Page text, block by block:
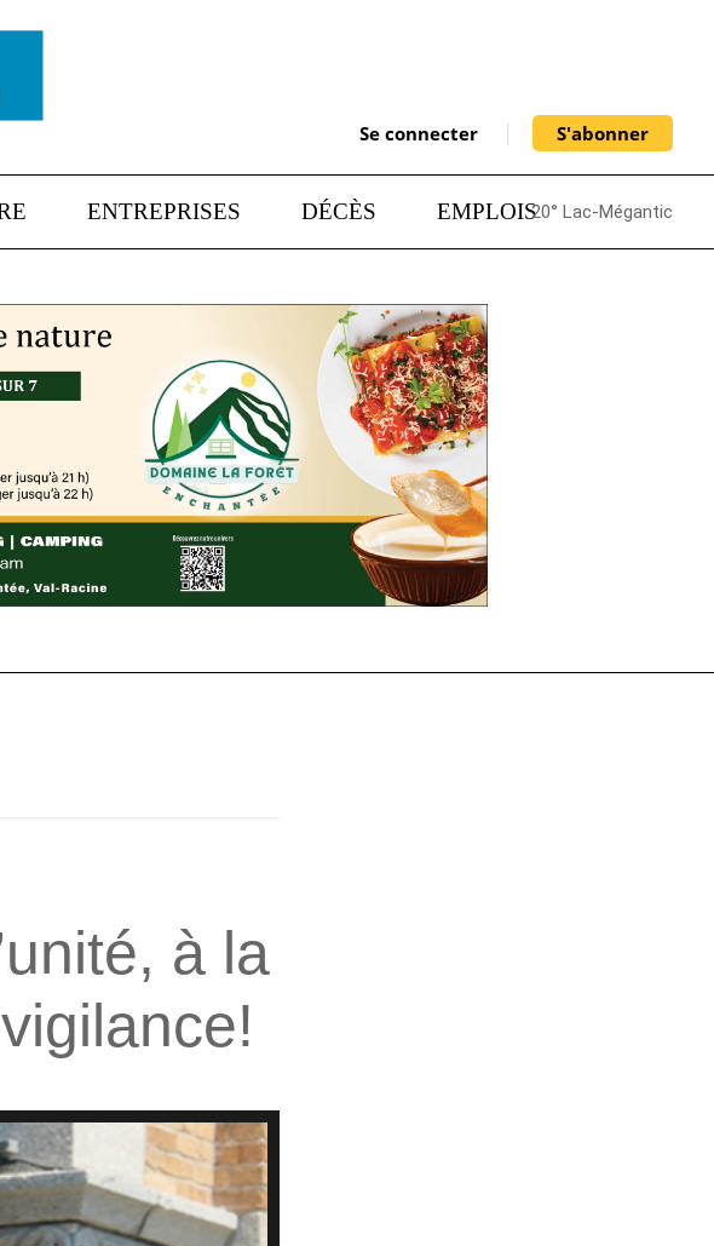
Se connecter S'abonner
ENTREPRISES DÉCÈS EMPLOIS20° Lac-Mégantic
à la